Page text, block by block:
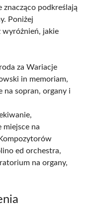
podkreślają
Poniżej
wyróżnień, jakie
za Wariacje
in memoriam,
na sopran, organy i
miejsce na
ed orchestra,
na organy,